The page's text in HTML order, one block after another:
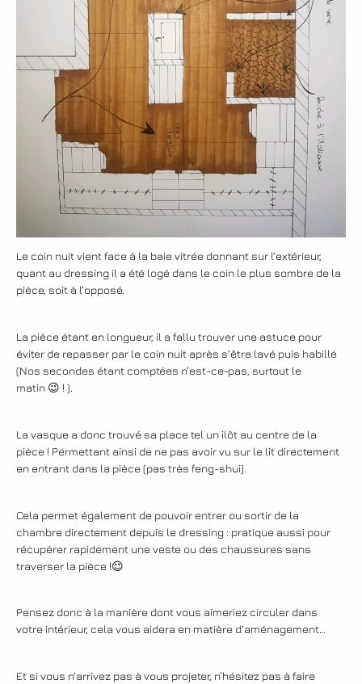
Le coin nuit vient face à la baie vitrée donnant sur l’extérieur,
quant au dressing il a été logé dans le coin le plus sombre de la
pièce, soit à l’opposé.
La pièce étant en longueur, il a fallu trouver une astuce pour
éviter de repasser par le coin nuit après s’être lavé puis habillé
(Nos secondes étant comptées n’est-ce-pas, surtout le
matin 😉 ! ).
La vasque a donc trouvé sa place tel un ilôt au centre de la
pièce ! Permettant ainsi de ne pas avoir vu sur le lit directement
en entrant dans la pièce (pas très feng-shui).
Cela permet également de pouvoir entrer ou sortir de la
chambre directement depuis le dressing : pratique aussi pour
récupérer rapidement une veste ou des chaussures sans
traverser la pièce !😉
Pensez donc à la manière dont vous aimeriez circuler dans
votre intérieur, cela vous aidera en matière d’aménagement…
Et si vous n’arrivez pas à vous projeter, n’hésitez pas à faire